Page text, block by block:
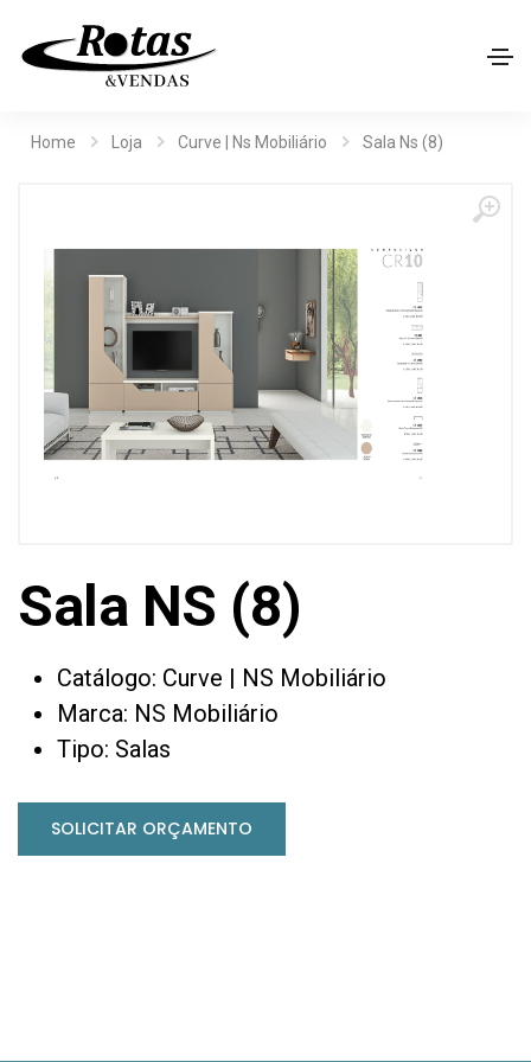
Home Loja Curve | Ns Mobiliário Sala Ns (8)
Sala NS (8)
Catálogo: Curve | NS Mobiliário
Marca: NS Mobiliário
Tipo: Salas
SOLICITAR ORÇAMENTO